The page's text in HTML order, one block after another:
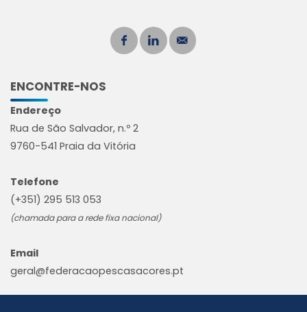
ENCONTRE-NOS
Endereço
Rua de São Salvador, n.º 2
9760-541 Praia da Vitória
Telefone
(+351) 295 513 053
(chamada para a rede fixa nacional)
Email
geral@federacaopescasacores.pt